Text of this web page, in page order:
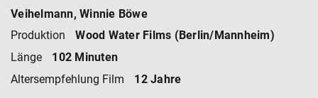
Veihelmann, Winnie Böwe
Produktion Wood Water Films (Berlin/Mannheim)
Länge 102 Minuten
Altersempfehlung Film 12 Jahre